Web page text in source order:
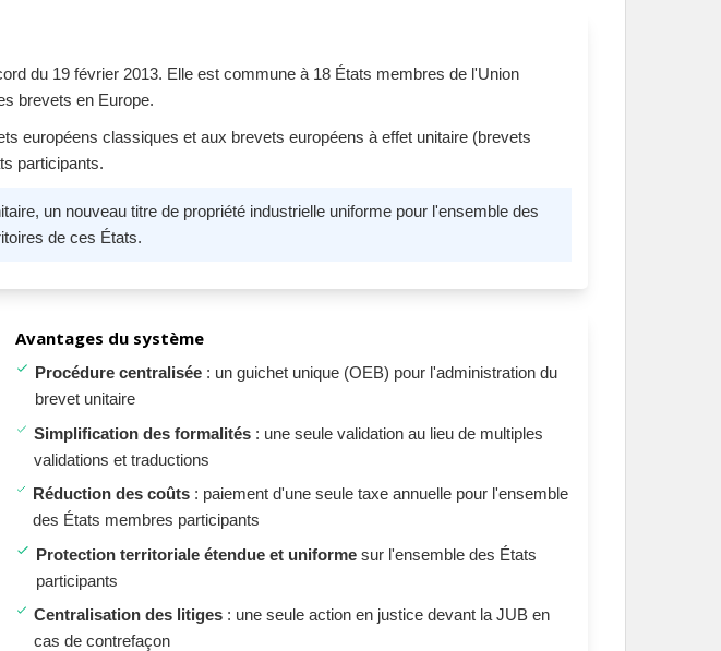
du 19 février 2013. Elle est commune à 18 États membres de l'Union
brevets en Europe.
européens classiques et aux brevets européens à effet unitaire (brevets
participants.
un nouveau titre de propriété industrielle uniforme pour l'ensemble des
de ces États.
Avantages du système
Procédure centralisée: un guichet unique (OEB) pour l'administration du
brevet unitaire
Simplification des formalités: une seule validation au lieu de multiples
validations et traductions
Réduction des coûts: paiement d'une seule taxe annuelle pour l'ensemble
des États membres participants
Protection territoriale étendue et uniformesur l'ensemble des États
participants
Centralisation des litiges : une seule action en justice devant la JUB en
cas de contrefaçon